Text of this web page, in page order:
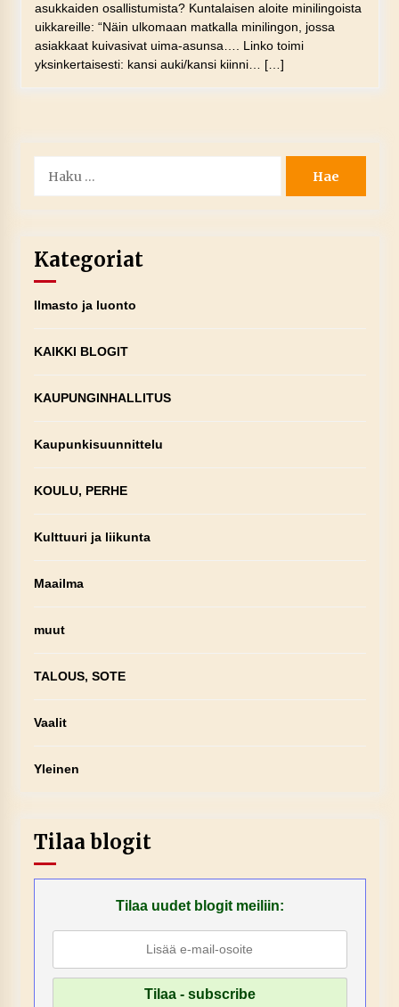
asukkaiden osallistumista? Kuntalaisen aloite minilingoista
uikkareille: “Näin ulkomaan matkalla minilingon, jossa
asiakkaat kuivasivat uima-asunsa…. Linko toimi
yksinkertaisesti: kansi auki/kansi kiinni… […]
Kategoriat
Ilmasto ja luonto
KAIKKI BLOGIT
KAUPUNGINHALLITUS
Kaupunkisuunnittelu
KOULU, PERHE
Kulttuuri ja liikunta
Maailma
muut
TALOUS, SOTE
Vaalit
Yleinen
Tilaa blogit
Tilaa uudet blogit meiliin: